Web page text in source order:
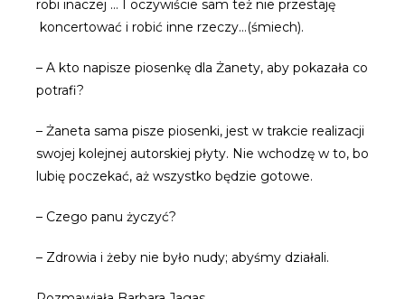
robi inaczej … I oczywiście sam też nie przestaję
koncertować i robić inne rzeczy…(śmiech).
– A kto napisze piosenkę dla Żanety, aby pokazała co
potrafi?
– Żaneta sama pisze piosenki, jest w trakcie realizacji
swojej kolejnej autorskiej płyty. Nie wchodzę w to, bo
lubię poczekać, aż wszystko będzie gotowe.
– Czego panu życzyć?
– Zdrowia i żeby nie było nudy; abyśmy działali.